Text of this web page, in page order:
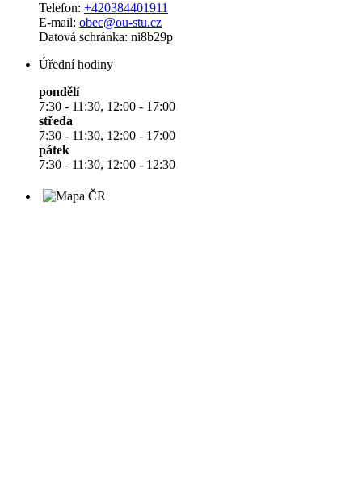
Telefon: +420384401911
E-mail: obec@ou-stu.cz
Datová schránka: ni8b29p
Úřední hodiny
pondělí
7:30 - 11:30, 12:00 - 17:00
středa
7:30 - 11:30, 12:00 - 17:00
pátek
7:30 - 11:30, 12:00 - 12:30